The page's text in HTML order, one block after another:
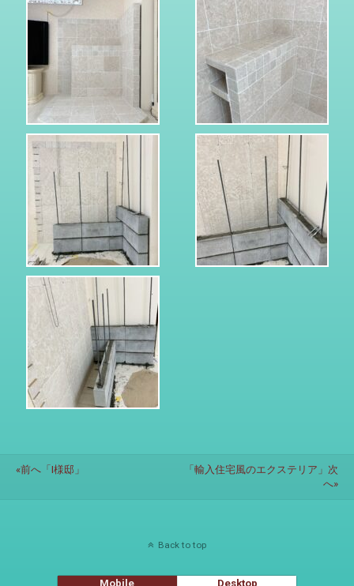
«前へ「I様邸」
「輸入住宅風のエクステリア」次
へ»
Back to top
Mobile Desktop